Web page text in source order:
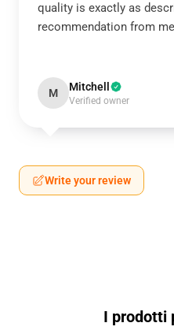
quality is exactly as
recommendation from
M Mitchell
Verified owner
Write your review
I prodotti